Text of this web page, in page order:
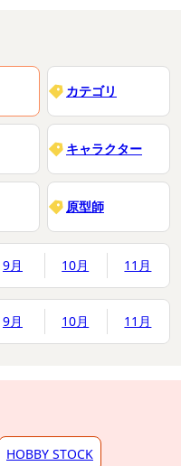
カテゴリ
キャラクター
原型師
9月 10月 11月
9月 10月 11月
HOBBY STOCK